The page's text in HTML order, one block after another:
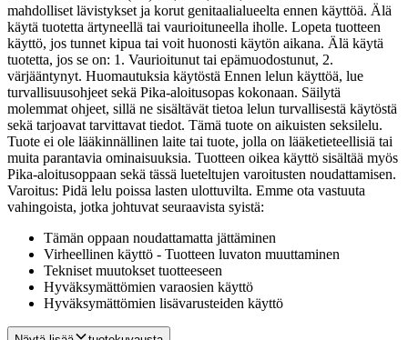
mahdolliset lävistykset ja korut genitaalialueelta ennen käyttöä. Älä
käytä tuotetta ärtyneellä tai vaurioituneella iholle. Lopeta tuotteen
käyttö, jos tunnet kipua tai voit huonosti käytön aikana. Älä käytä
tuotetta, jos se on: 1. Vaurioitunut tai epämuodostunut, 2.
värjääntynyt. Huomautuksia käytöstä Ennen lelun käyttöä, lue
turvallisuusohjeet sekä Pika-aloitusopas kokonaan. Säilytä
molemmat ohjeet, sillä ne sisältävät tietoa lelun turvallisestä käytöstä
sekä tarjoavat tarvittavat tiedot. Tämä tuote on aikuisten seksilelu.
Tuote ei ole lääkinnällinen laite tai tuote, jolla on lääketieteellisiä tai
muita parantavia ominaisuuksia. Tuotteen oikea käyttö sisältää myös
Pika-aloitusoppaan sekä tässä lueteltujen varoitusten noudattamisen.
Varoitus: Pidä lelu poissa lasten ulottuvilta. Emme ota vastuuta
vahingoista, jotka johtuvat seuraavista syistä:
Tämän oppaan noudattamatta jättäminen
Virheellinen käyttö - Tuotteen luvaton muuttaminen
Tekniset muutokset tuotteeseen
Hyväksymättömien varaosien käyttö
Hyväksymättömien lisävarusteiden käyttö